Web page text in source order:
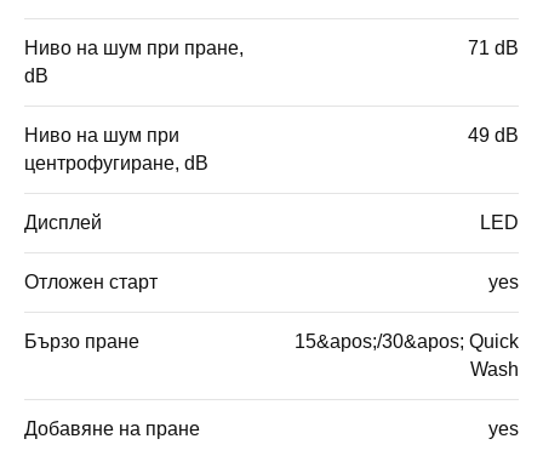
Ниво на шум при пране,
dB
71 dB
Ниво на шум при
центрофугиране, dB
49 dB
Дисплей LED
Отложен старт yes
Бързо пране
15&apos;/30&apos; Quick
Wash
Добавяне на пране yes